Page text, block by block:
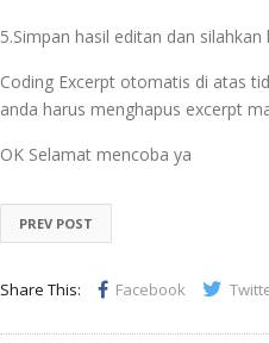
5.Simpan hasil editan dan silahkan
Coding Excerpt otomatis di atas
anda harus menghapus excerpt
OK Selamat mencoba ya
PREV POST
Share This: Facebook